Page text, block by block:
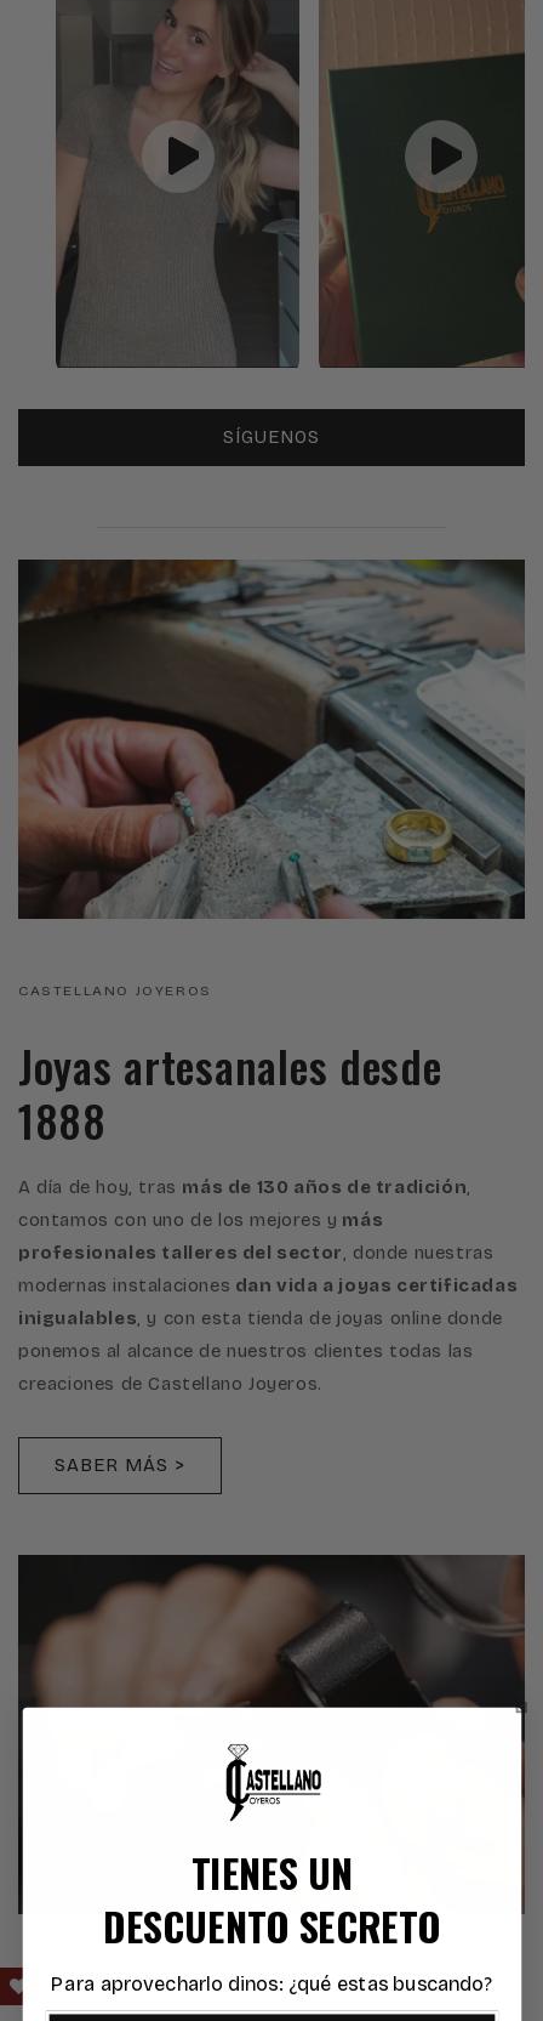
SÍGUENOS
CASTELLANO JOYEROS
Joyas artesanales desde
1888
A día de hoy, tras más de 130 años de tradición,
contamos con uno de los mejores y más
profesionales talleres del sector, donde nuestras
modernas instalaciones dan vida a joyas certificadas
inigualables, y con esta tienda de joyas online donde
ponemos al alcance de nuestros clientes todas las
creaciones de Castellano Joyeros.
SABER MÁS >
ACCESO EXCLUSIVO
TIENES UN
DESCUENTO SECRETO
Para aprovecharlo dinos: ¿qué estas buscando?